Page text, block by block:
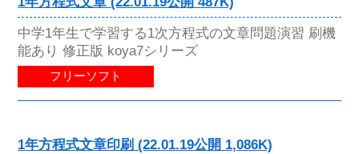
中学1年生で学習する1次方程式の文章問題演習 刷機
能あり 修正版 koya7シリーズ
フリーソフト
1年方程式文章印刷 (22.01.19公開 1,086K)